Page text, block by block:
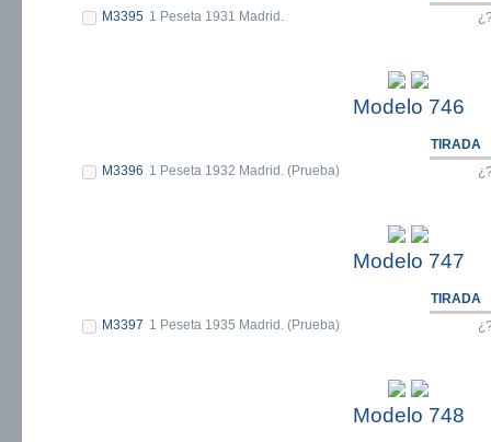
M3395 1 Peseta 1931 Madrid.
Modelo 746
TIRADA
M3396 1 Peseta 1932 Madrid. (Prueba)
Modelo 747
TIRADA
M3397 1 Peseta 1935 Madrid. (Prueba)
Modelo 748